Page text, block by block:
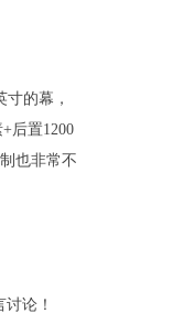
的幕，
后置1200
也非常不
论！